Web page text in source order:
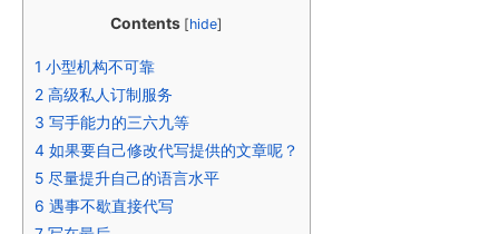
Contents [hide]
1 小型机构不可靠
2 高级私人订制服务
3 写手能力的三六九等
4 如果要自己修改代写提供的文章呢？
5 尽量提升自己的语言水平
6 遇事不歇直接代写